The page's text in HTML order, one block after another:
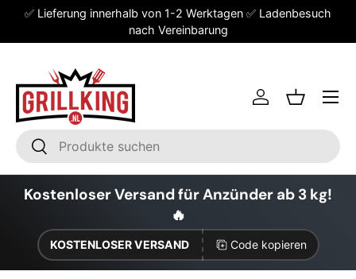
✅ Lieferung innerhalb von 1-2 Werktagen ✅ Ladenbesuch
nach Vereinbarung
Suchen
Suchen
Einloggen
Kostenloser Versand für Anzünder ab 3 kg!
🔥
KOSTENLOSER VERSAND Code kopieren